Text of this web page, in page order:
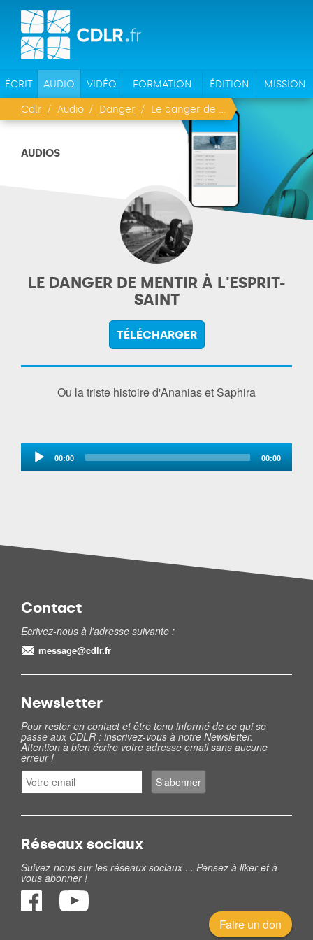
ÉCRIT AUDIO VIDÉO FORMATION ÉDITION MISSION
Cdlr Audio Danger Le danger de mentir à l'Esprit-Saint
AUDIOS
LE DANGER DE MENTIR À L'ESPRIT-
SAINT
TÉLÉCHARGER
Ou la triste histoire d'Ananias et Saphira
Audio
Player 00:00 00:00
Contact
Ecrivez-nous à l'adresse suivante :
message@cdlr.fr
Newsletter
Pour rester en contact et être tenu informé de ce qui se
passe aux CDLR : inscrivez-vous à notre Newsletter.
Attention à bien écrire votre adresse email sans aucune
erreur !
Réseaux sociaux
Suivez-nous sur les réseaux sociaux ... Pensez à liker et à
vous abonner !
Faire un don